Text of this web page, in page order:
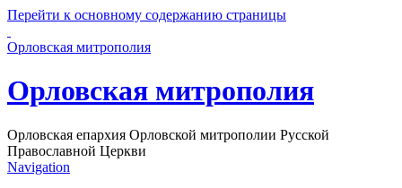
Перейти к основному содержанию страницы
Орловская митрополия
Орловская митрополия
Орловская епархия Орловской митрополии Русской
Православной Церкви
Navigation